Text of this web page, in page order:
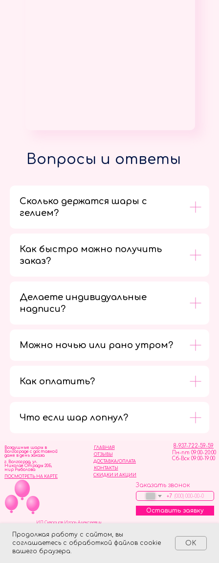
Продолжая работу с сайтом, вы
соглашаетесь с обработкой файлов cookie
вашего браузера.
OK
Вопросы и ответы
Сколько держатся шары с
гелием?
Как быстро можно получить
заказ?
Делаете индивидуальные
надписи?
Можно ночью или рано утром?
Как оплатить?
Что если шар лопнул?
ОТЗЫВЫ
ГЛАВНАЯ
ДОСТАВКА/ОПЛАТА
СКИДКИ И АКЦИИ
КОНТАКТЫ
8-937-722-59-59
Пн-пт 09:00-20:00
Сб-Вск 09:00-19:00
Воздушные шары в
Волгограде с доставкой
даже в день заказа
Заказать звонок
+7
Оставить заявку
г. Волгоград, ул.
Николая Отрады 20Б,
мир Рыболова
ПОСМОТРЕТЬ НА КАРТЕ
ИП Скворцов Игорь Алексеевич
Made on Tilda